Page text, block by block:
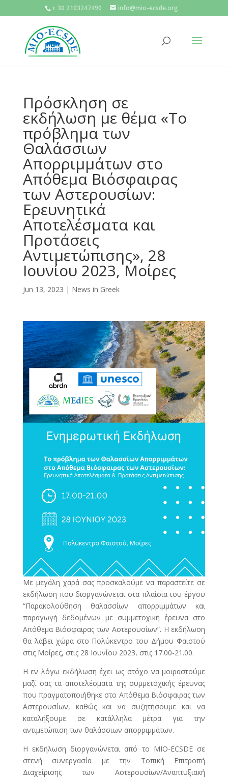
+ 30 2103247490 info@mio-ecsde.org
Πρόσκληση σε
εκδήλωση με θέμα «Το
πρόβλημα των
Θαλάσσιων
Απορριμμάτων στο
Απόθεμα Βιόσφαιρας
των Αστερουσίων:
Ερευνητικά
Αποτελέσματα και
Προτάσεις
Αντιμετώπισης», 28
Ιουνίου 2023, Μοίρες
Jun 13, 2023 | News in Greek
Με μεγάλη χαρά σας προσκαλούμε να παραστείτε σε
εκδήλωση που διοργανώνεται στα πλαίσια του έργου
“Παρακολούθηση θαλασσίων απορριμμάτων και
παραγωγή δεδομένων με συμμετοχική έρευνα στο
Απόθεμα Βιόσφαιρας των Αστερουσίων”. Η εκδήλωση
θα λάβει χώρα στο Πολύκεντρο του Δήμου Φαιστού
στις Μοίρες, στις 28 Ιουνίου 2023, στις 17.00-21.00.
Η εν λόγω εκδήλωση έχει ως στόχο να μοιραστούμε
μαζί σας τα αποτελέσματα της συμμετοχικής έρευνας
που πραγματοποιήθηκε στο Απόθεμα Βιόσφαιρας των
Αστερουσίων, καθώς και να συζητήσουμε και να
καταλήξουμε σε κατάλληλα μέτρα για την
αντιμετώπιση των θαλάσσιων απορριμμάτων.
Η εκδήλωση διοργανώνεται από το MIO-ECSDE σε
στενή συνεργασία με την Τοπική Επιτροπή
Διαχείρισης των Αστερουσίων/Αναπτυξιακή